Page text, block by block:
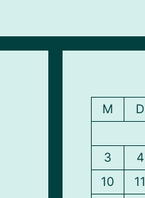
M
D
3
4
10
11